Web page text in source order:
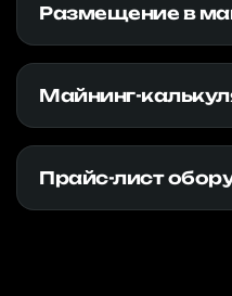
Размещение в
Майнинг-
Прайс-лист